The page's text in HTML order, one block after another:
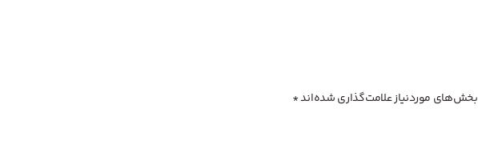
بخش‌های موردنیاز علامت‌گذاری شده‌اند*